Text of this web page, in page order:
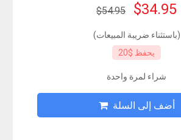
$54.95 $34.95
(باستثناء ضريبة المبيعات)
يحفظ $20
شراء لمرة واحدة
أضف إلى السلة